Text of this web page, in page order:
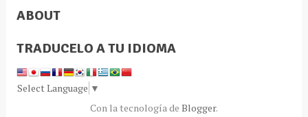
ABOUT
TRADUCELO A TU IDIOMA
Select Language ▼
Con la tecnología de Blogger.